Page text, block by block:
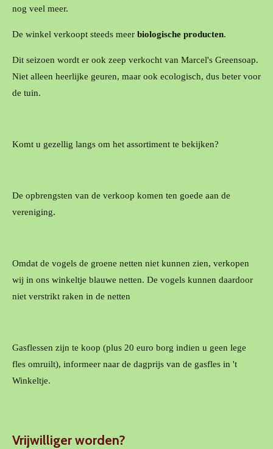
nog veel meer.
De winkel verkoopt steeds meer biologische producten.
Dit seizoen wordt er ook zeep verkocht van Marcel's Greensoap.
Niet alleen heerlijke geuren, maar ook ecologisch, dus beter voor
de tuin.
Komt u gezellig langs om het assortiment te bekijken?
De opbrengsten van de verkoop komen ten goede aan de
vereniging.
Omdat de vogels de groene netten niet kunnen zien, verkopen
wij in ons winkeltje blauwe netten. De vogels kunnen daardoor
niet verstrikt raken in de netten
Gasflessen zijn te koop (plus 20 euro borg indien u geen lege
fles omruilt), informeer naar de dagprijs van de gasfles in 't
Winkeltje.
Vrijwilliger worden?